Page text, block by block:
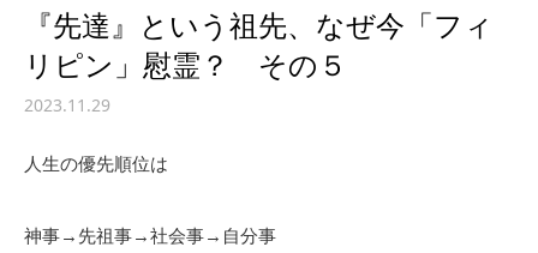
『先達』という祖先、なぜ今「フィ
リピン」慰霊？ その５
2023.11.29
人生の優先順位は
神事→先祖事→社会事→自分事